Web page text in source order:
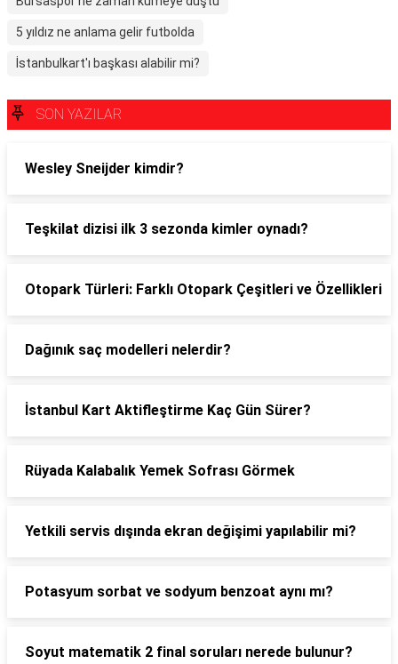
5 yıldız ne anlama gelir futbolda
İstanbulkart'ı başkası alabilir mi?
SON YAZILAR
Wesley Sneijder kimdir?
Teşkilat dizisi ilk 3 sezonda kimler oynadı?
Otopark Türleri: Farklı Otopark Çeşitleri ve Özellikleri
Dağınık saç modelleri nelerdir?
İstanbul Kart Aktifleştirme Kaç Gün Sürer?
Rüyada Kalabalık Yemek Sofrası Görmek
Yetkili servis dışında ekran değişimi yapılabilir mi?
Potasyum sorbat ve sodyum benzoat aynı mı?
Soyut matematik 2 final soruları nerede bulunur?